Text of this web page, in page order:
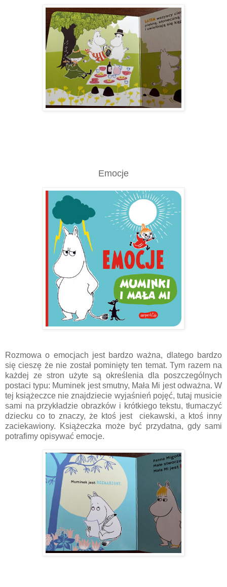
Emocje
Rozmowa o emocjach jest bardzo ważna, dlatego bardzo
się cieszę że nie został pominięty ten temat. Tym razem na
każdej ze stron użyte są określenia dla poszczególnych
postaci typu: Muminek jest smutny, Mała Mi jest odważna. W
tej książeczce nie znajdziecie wyjaśnień pojęć, tutaj musicie
sami na przykładzie obrazków i krótkiego tekstu, tłumaczyć
dziecku co to znaczy, że ktoś jest ciekawski, a ktoś inny
zaciekawiony. Książeczka może być przydatna, gdy sami
potrafimy opisywać emocje.